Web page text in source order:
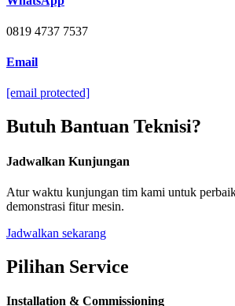
0819 4737 7537
Email
[email protected]
Butuh Bantuan Teknisi?
Jadwalkan Kunjungan
Atur waktu kunjungan tim kami untuk
demonstrasi fitur mesin.
Jadwalkan sekarang
Pilihan Service
Installation & Commissioning